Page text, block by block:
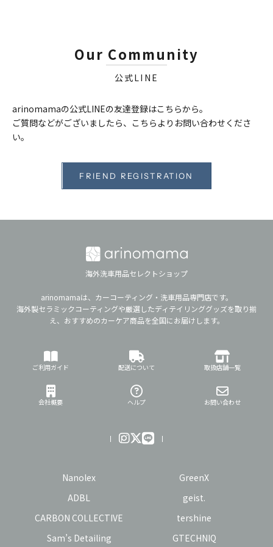
Our Community
公式LINE
arinomamaの公式LINEの友達登録はこちらから。
ご質問などがございましたら、こちらよりお問い合わせくださ
い。
FRIEND REGISTRATION
海外洗車用品セレクトショップ
arinomamaは、カーコーティング・洗車用品専門店です。
海外製セラミックコーティングや厳選したディテイリンググッズを取り揃
え、おすすめのカーケア商品を全国にお届けします。
ご利用ガイド 配送について 取扱店舗一覧
会社概要 ヘルプ お問い合わせ
Nanolex
GreenX
ADBL
geist.
CARBON COLLECTIVE
tershine
Sam’s Detailing
GTECHNIQ